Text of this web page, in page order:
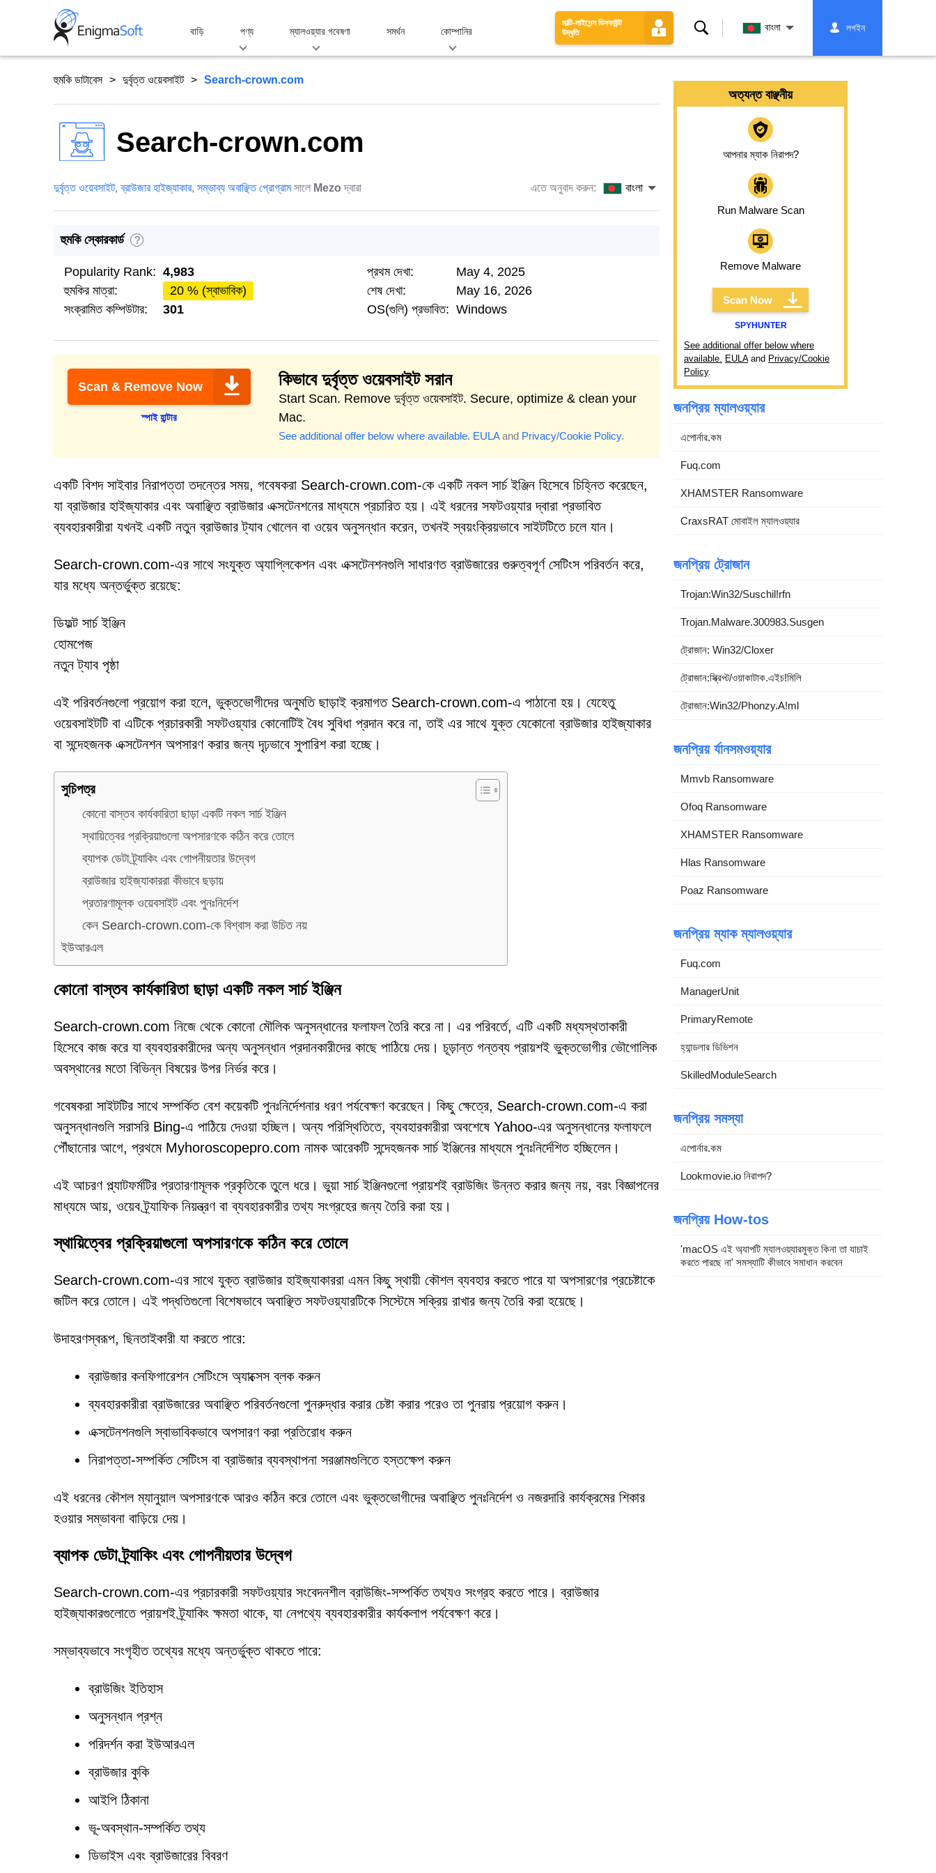
বাড়ি পণ্য ম্যালওয়্যার গবেষণা সমর্থন কোম্পানির
মাল্টি-লাইসেন্স ডিসকাউন্ট
উদ্ধৃতি
অনুসন্ধান
করুন
বাংলা লগইন
হুমকি ডাটাবেস দুর্বৃত্ত ওয়েবসাইট Search-crown.com
Search-crown.com
দুর্বৃত্ত ওয়েবসাইট,ব্রাউজার হাইজ্যাকার, সম্ভাব্য অবাঞ্ছিত প্রোগ্রামসালে Mezo দ্বারা এতে অনুবাদ করুন: বাংলা
হুমকি স্কোরকার্ড ?
Popularity Rank: 4,983
হুমকির মাত্রা:
20 % (স্বাভাবিক)
সংক্রামিত কম্পিউটার:
301
প্রথম দেখা:
May 4, 2025
শেষ দেখা:
May 16, 2026
OS(গুলি) প্রভাবিত: Windows
Scan & Remove Now
স্পাই হান্টার
কিভাবে দুর্বৃত্ত ওয়েবসাইট সরান
Start Scan. Remove দুর্বৃত্ত ওয়েবসাইট. Secure, optimize & clean your
Mac.
See additional offer below where available. EULAand Privacy/Cookie Policy.
একটি বিশদ সাইবার নিরাপত্তা তদন্তের সময়, গবেষকরা Search-crown.com-কে একটি নকল সার্চ ইঞ্জিন হিসেবে চিহ্নিত করেছেন,
যা ব্রাউজার হাইজ্যাকার এবং অবাঞ্ছিত ব্রাউজার এক্সটেনশনের মাধ্যমে প্রচারিত হয়। এই ধরনের সফটওয়্যার দ্বারা প্রভাবিত
ব্যবহারকারীরা যখনই একটি নতুন ব্রাউজার ট্যাব খোলেন বা ওয়েব অনুসন্ধান করেন, তখনই স্বয়ংক্রিয়ভাবে সাইটটিতে চলে যান।
Search-crown.com-এর সাথে সংযুক্ত অ্যাপ্লিকেশন এবং এক্সটেনশনগুলি সাধারণত ব্রাউজারের গুরুত্বপূর্ণ সেটিংস পরিবর্তন করে,
যার মধ্যে অন্তর্ভুক্ত রয়েছে:
ডিফল্ট সার্চ ইঞ্জিন
হোমপেজ
নতুন ট্যাব পৃষ্ঠা
এই পরিবর্তনগুলো প্রয়োগ করা হলে, ভুক্তভোগীদের অনুমতি ছাড়াই ক্রমাগত Search-crown.com-এ পাঠানো হয়। যেহেতু
ওয়েবসাইটটি বা এটিকে প্রচারকারী সফটওয়্যার কোনোটিই বৈধ সুবিধা প্রদান করে না, তাই এর সাথে যুক্ত যেকোনো ব্রাউজার হাইজ্যাকার
বা সন্দেহজনক এক্সটেনশন অপসারণ করার জন্য দৃঢ়ভাবে সুপারিশ করা হচ্ছে।
সুচিপত্র
কোনো বাস্তব কার্যকারিতা ছাড়া একটি নকল সার্চ ইঞ্জিন
স্থায়িত্বের প্রক্রিয়াগুলো অপসারণকে কঠিন করে তোলে
ব্যাপক ডেটা ট্র্যাকিং এবং গোপনীয়তার উদ্বেগ
ব্রাউজার হাইজ্যাকাররা কীভাবে ছড়ায়
প্রতারণামূলক ওয়েবসাইট এবং পুনঃনির্দেশ
কেন Search-crown.com-কে বিশ্বাস করা উচিত নয়
ইউআরএল
কোনো বাস্তব কার্যকারিতা ছাড়া একটি নকল সার্চ ইঞ্জিন
Search-crown.com নিজে থেকে কোনো মৌলিক অনুসন্ধানের ফলাফল তৈরি করে না। এর পরিবর্তে, এটি একটি মধ্যস্থতাকারী
হিসেবে কাজ করে যা ব্যবহারকারীদের অন্য অনুসন্ধান প্রদানকারীদের কাছে পাঠিয়ে দেয়। চূড়ান্ত গন্তব্য প্রায়শই ভুক্তভোগীর ভৌগোলিক
অবস্থানের মতো বিভিন্ন বিষয়ের উপর নির্ভর করে।
গবেষকরা সাইটটির সাথে সম্পর্কিত বেশ কয়েকটি পুনঃনির্দেশনার ধরণ পর্যবেক্ষণ করেছেন। কিছু ক্ষেত্রে, Search-crown.com-এ করা
অনুসন্ধানগুলি সরাসরি Bing-এ পাঠিয়ে দেওয়া হচ্ছিল। অন্য পরিস্থিতিতে, ব্যবহারকারীরা অবশেষে Yahoo-এর অনুসন্ধানের ফলাফলে
পৌঁছানোর আগে, প্রথমে Myhoroscopepro.com নামক আরেকটি সন্দেহজনক সার্চ ইঞ্জিনের মাধ্যমে পুনঃনির্দেশিত হচ্ছিলেন।
এই আচরণ প্ল্যাটফর্মটির প্রতারণামূলক প্রকৃতিকে তুলে ধরে। ভুয়া সার্চ ইঞ্জিনগুলো প্রায়শই ব্রাউজিং উন্নত করার জন্য নয়, বরং বিজ্ঞাপনের
মাধ্যমে আয়, ওয়েব ট্র্যাফিক নিয়ন্ত্রণ বা ব্যবহারকারীর তথ্য সংগ্রহের জন্য তৈরি করা হয়।
স্থায়িত্বের প্রক্রিয়াগুলো অপসারণকে কঠিন করে তোলে
Search-crown.com-এর সাথে যুক্ত ব্রাউজার হাইজ্যাকাররা এমন কিছু স্থায়ী কৌশল ব্যবহার করতে পারে যা অপসারণের প্রচেষ্টাকে
জটিল করে তোলে। এই পদ্ধতিগুলো বিশেষভাবে অবাঞ্ছিত সফটওয়্যারটিকে সিস্টেমে সক্রিয় রাখার জন্য তৈরি করা হয়েছে।
উদাহরণস্বরূপ, ছিনতাইকারী যা করতে পারে:
ব্রাউজার কনফিগারেশন সেটিংসে অ্যাক্সেস ব্লক করুন
ব্যবহারকারীরা ব্রাউজারের অবাঞ্ছিত পরিবর্তনগুলো পুনরুদ্ধার করার চেষ্টা করার পরেও তা পুনরায় প্রয়োগ করুন।
এক্সটেনশনগুলি স্বাভাবিকভাবে অপসারণ করা প্রতিরোধ করুন
নিরাপত্তা-সম্পর্কিত সেটিংস বা ব্রাউজার ব্যবস্থাপনা সরঞ্জামগুলিতে হস্তক্ষেপ করুন
এই ধরনের কৌশল ম্যানুয়াল অপসারণকে আরও কঠিন করে তোলে এবং ভুক্তভোগীদের অবাঞ্ছিত পুনঃনির্দেশ ও নজরদারি কার্যক্রমের শিকার
হওয়ার সম্ভাবনা বাড়িয়ে দেয়।
ব্যাপক ডেটা ট্র্যাকিং এবং গোপনীয়তার উদ্বেগ
Search-crown.com-এর প্রচারকারী সফটওয়্যার সংবেদনশীল ব্রাউজিং-সম্পর্কিত তথ্যও সংগ্রহ করতে পারে। ব্রাউজার
হাইজ্যাকারগুলোতে প্রায়শই ট্র্যাকিং ক্ষমতা থাকে, যা নেপথ্যে ব্যবহারকারীর কার্যকলাপ পর্যবেক্ষণ করে।
সম্ভাব্যভাবে সংগৃহীত তথ্যের মধ্যে অন্তর্ভুক্ত থাকতে পারে:
ব্রাউজিং ইতিহাস
অনুসন্ধান প্রশ্ন
পরিদর্শন করা ইউআরএল
ব্রাউজার কুকি
আইপি ঠিকানা
ভূ-অবস্থান-সম্পর্কিত তথ্য
ডিভাইস এবং ব্রাউজারের বিবরণ
অত্যন্ত বাঞ্ছনীয়
আপনার ম্যাক নিরাপদ?
Run Malware Scan
Remove Malware
Scan Now
SPYHUNTER
See additional offer below where
available. EULAand Privacy/Cookie
Policy.
জনপ্রিয় ম্যালওয়্যার
এপোর্নার.কম
Fuq.com
XHAMSTER Ransomware
CraxsRAT মোবাইল ম্যালওয়্যার
জনপ্রিয় ট্রোজান
Trojan:Win32/Suschil!rfn
Trojan.Malware.300983.Susgen
ট্রোজান: Win32/Cloxer
ট্রোজান:স্ক্রিপ্ট/ওয়াকাটাক.এইচ!মিলি
ট্রোজান:Win32/Phonzy.A!ml
জনপ্রিয় র্যানসমওয়্যার
Mmvb Ransomware
Ofoq Ransomware
XHAMSTER Ransomware
Hlas Ransomware
Poaz Ransomware
জনপ্রিয় ম্যাক ম্যালওয়্যার
Fuq.com
ManagerUnit
PrimaryRemote
হ্যান্ডলার ডিভিশন
SkilledModuleSearch
জনপ্রিয় সমস্যা
এপোর্নার.কম
Lookmovie.io নিরাপদ?
জনপ্রিয় How-tos
'macOS এই অ্যাপটি ম্যালওয়্যারমুক্ত কিনা তা যাচাই
করতে পারছে না' সমস্যাটি কীভাবে সমাধান করবেন